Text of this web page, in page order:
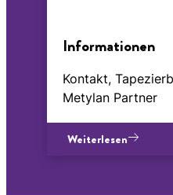
Informationen
Kontakt,
Metylan Partner
Weiterlesen